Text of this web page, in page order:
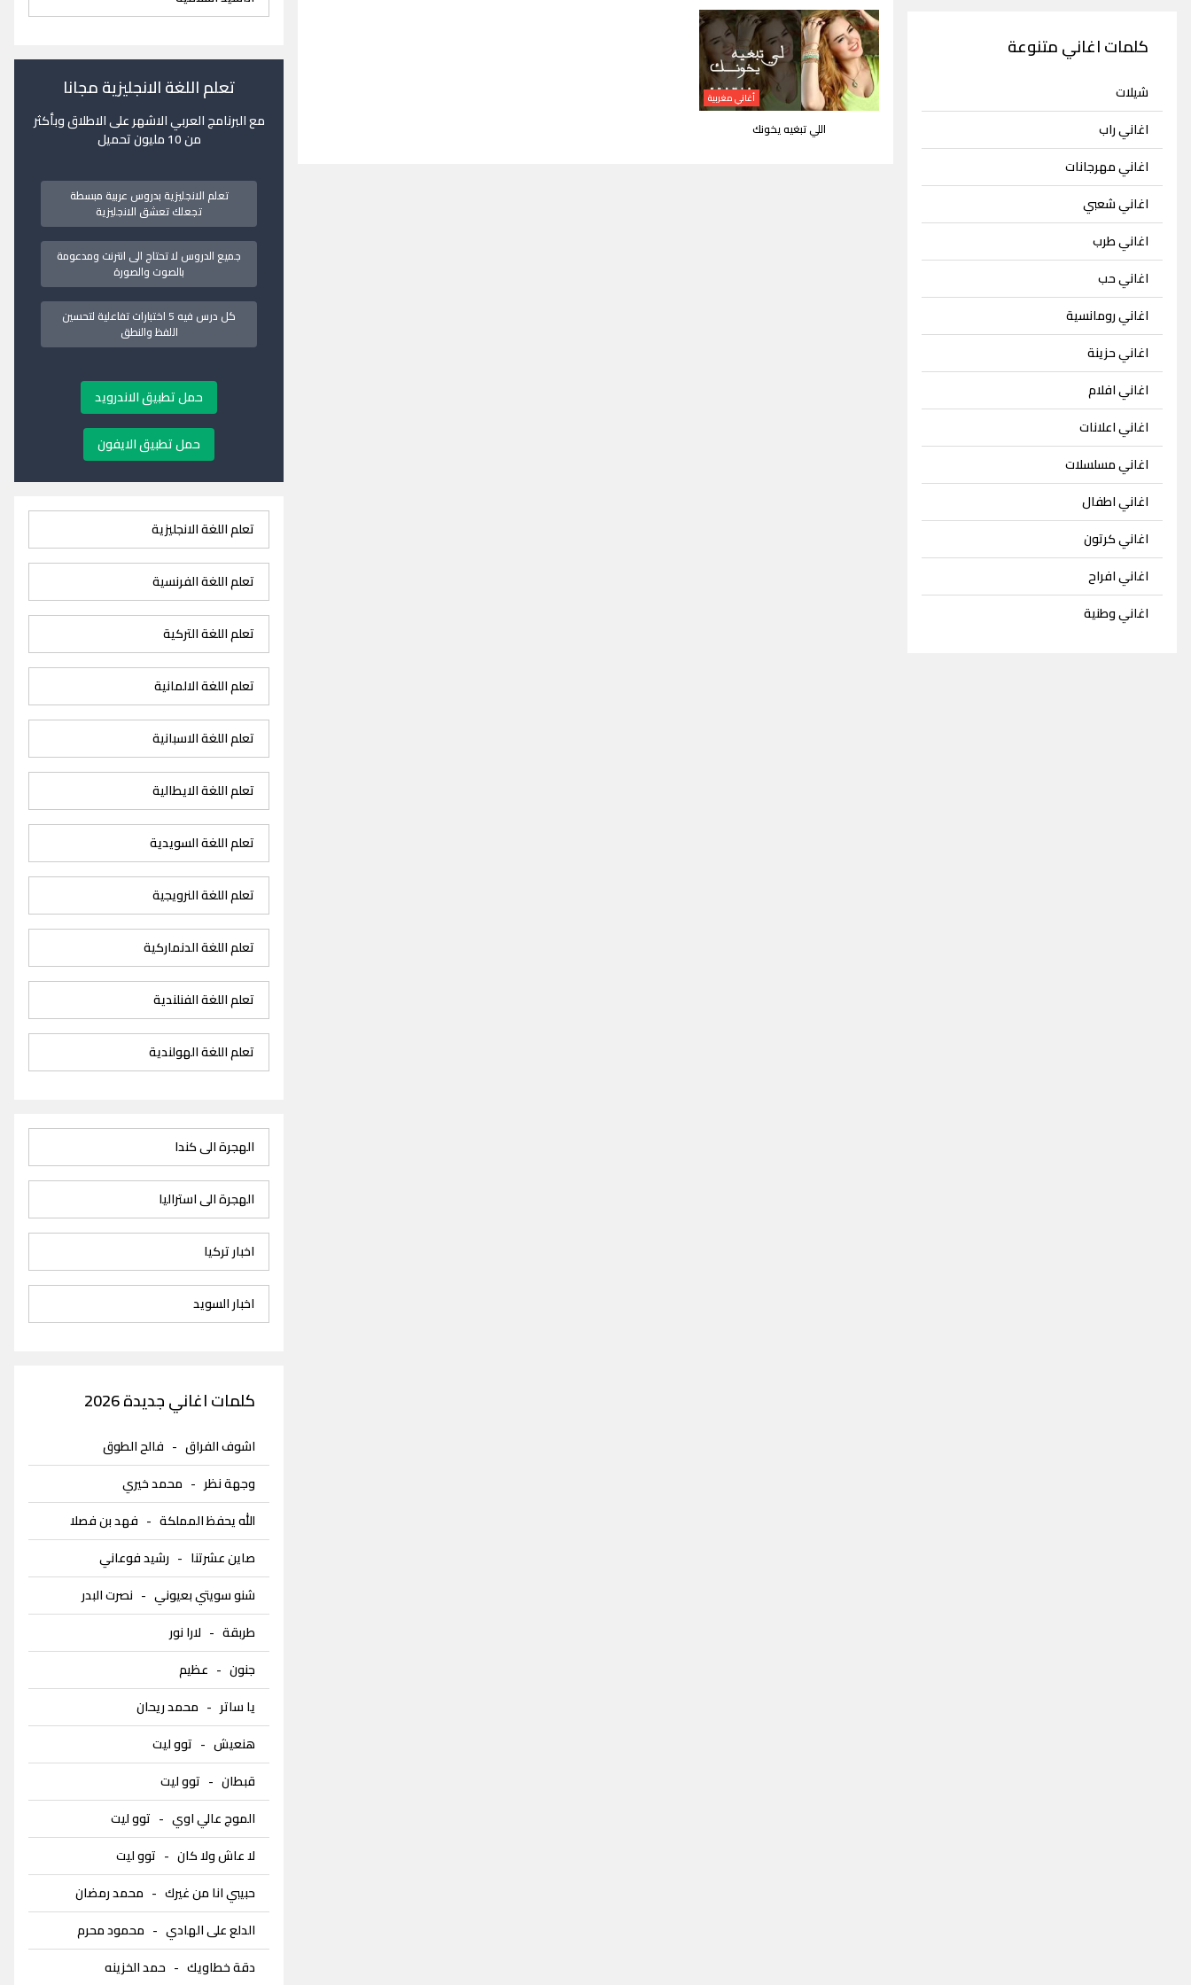
كلمات اغاني متنوعة
شيلات
اغاني راب
اغاني مهرجانات
اغاني شعبي
اغاني طرب
اغاني حب
اغاني رومانسية
اغاني حزينة
اغاني افلام
اغاني اعلانات
اغاني مسلسلات
اغاني اطفال
اغاني كرتون
اغاني افراح
اغاني وطنية
أغاني مغربية
اللي تبغيه يخونك
تعلم اللغة الانجليزية مجانا
مع البرنامج العربي الاشهر على الاطلاق وبأكثر
من 10 مليون تحميل
تعلم الانجليزية بدروس عربية مبسطة
تجعلك تعشق الانجليزية
جميع الدروس لا تحتاج الى انترنت ومدعومة
بالصوت والصورة
كل درس فيه 5 اختبارات تفاعلية لتحسين
اللفظ والنطق
حمل تطبيق الاندرويد
حمل تطبيق الايفون
تعلم اللغة الانجليزية
تعلم اللغة الفرنسية
تعلم اللغة التركية
تعلم اللغة الالمانية
تعلم اللغة الاسبانية
تعلم اللغة الايطالية
تعلم اللغة السويدية
تعلم اللغة النرويجية
تعلم اللغة الدنماركية
تعلم اللغة الفنلندية
تعلم اللغة الهولندية
الهجرة الى كندا
الهجرة الى استراليا
اخبار تركيا
اخبار السويد
كلمات اغاني جديدة 2026
اشوف الفراق- فالح الطوق
وجهة نظر - محمد خيري
الله يحفظ المملكة- فهد بن فصلا
صاين عشرتنا - رشيد فوعاني
شنو سويتي بعيوني- نصرت البدر
طربقة- لارا نور
جنون- عظيم
يا ساتر - محمد ريحان
هنعيش- توو ليت
قبطان- توو ليت
الموج عالي اوي- توو ليت
لا عاش ولا كان- توو ليت
حبيبي انا من غيرك- محمد رمضان
الدلع على الهادي- محمود محرم
دقة خطاويك- حمد الخزينه